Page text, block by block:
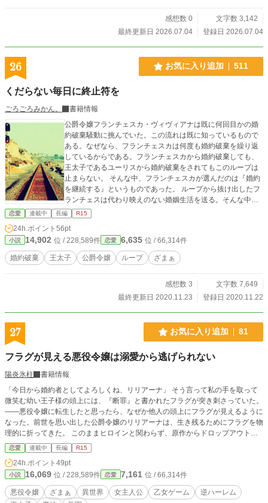
感想数 0
文字数 3,142
最終更新日 2026.07.04
登録日 2026.07.04
26 お気に入り追加 511
くだらない毎日に終止符を
ごろごろみかん。
書籍情報
公爵令嬢フランチェスカ・ヴィヴィアナは既に何回目かの婚
約破棄騒動に挑んでいた。この流れは既に知っているもので
ある。なぜなら、フランチェスカは何度も婚約破棄を繰り返
しているからである。フランチェスカから婚約破棄しても、
王太子であるユーリスから婚約破棄をされてもこのループは
止まらない。 そんな中、フランチェスカが選んだのは『婚約
を継続する』というものであった。 ループから抜け出したフ
ランチェスは代わり映えのない婚姻生活を送る。そんな中、
ある日フランチェスカは拾い物をする。それは、路地裏で倒
れていた金髪の少年でーーー
恋愛 連載中 長編 R15
24h.ポイント 56pt
小説 14,902 位 / 228,589件 恋愛 6,635 位 / 66,314件
婚約破棄 王太子 公爵令嬢 ループ ざまぁ
感想数 3
文字数 7,649
最終更新日 2020.11.23
登録日 2020.11.22
27 お気に入り追加 81
フラグが見える悪役令嬢は溺愛から逃げられない
陽炎氷柱
書籍情報
「今日から婚約者としてよろしくね、リリアーナ」 そう言って私の手を取って
微笑む幼い王子様の頭上には、『断罪』と書かれたフラグが突き刺さっていた。
――悪役令嬢に転生したと思ったら、なぜか他人の頭上にフラグが見えるように
なった。前世を思い出した公爵令嬢のリリアーナは、生き残るためにフラグを物
理的に折ってきた。 このままヒロインと関わらず、原作からドロップアウトし
よう。そう決心するリリアーナだが、フラグを折る度に攻略対象たちが執着して
きて――
恋愛 連載中 長編 R15
24h.ポイント 49pt
小説 16,069 位 / 228,589件 恋愛 7,161 位 / 66,314件
悪役令嬢 ざまぁ 異世界 女主人公 乙女ゲーム
逆ハーレム